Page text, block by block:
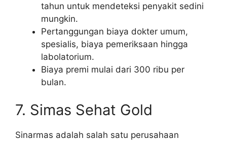
tahun untuk mendeteksi penyakit sedini
mungkin.
Pertanggungan biaya dokter umum,
spesialis, biaya pemeriksaan hingga
labolatorium.
Biaya premi mulai dari 300 ribu per
bulan.
7. Simas Sehat Gold
Sinarmas adalah salah satu perusahaan